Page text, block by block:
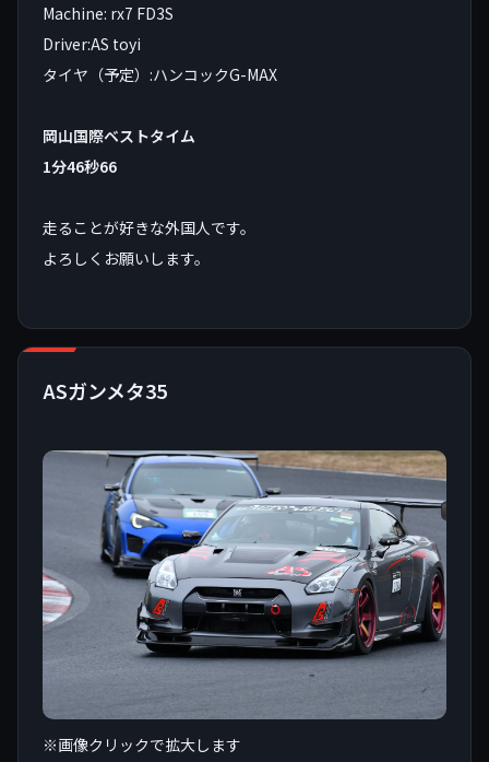
Machine: rx7 FD3S
Driver:AS toyi
タイヤ（予定）:ハンコックG-MAX
岡山国際ベストタイム
1分46秒66
走ることが好きな外国人です。
よろしくお願いします。
ASガンメタ35
※画像クリックで拡大します